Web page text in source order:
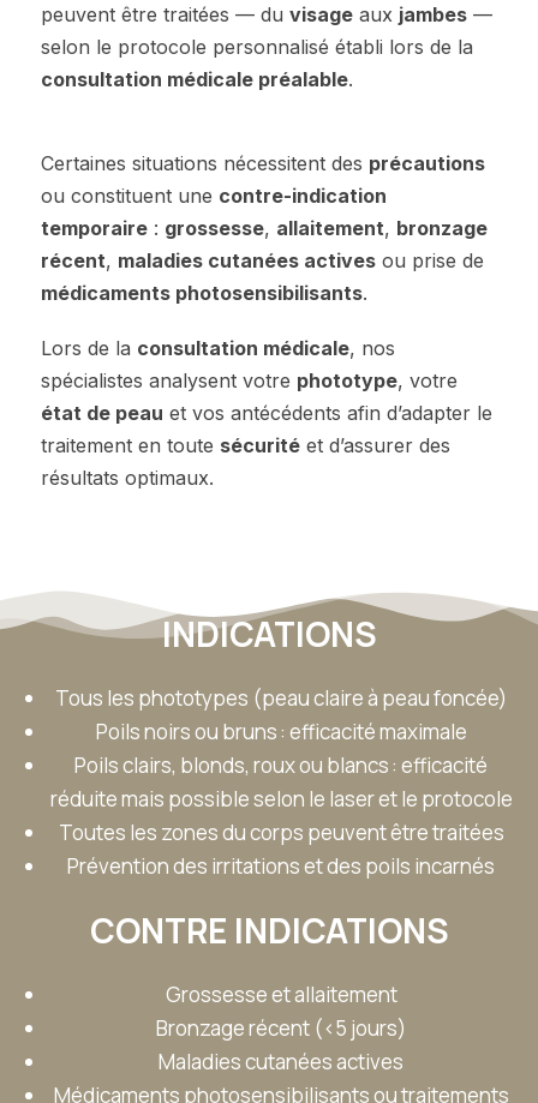
peuvent être traitées — du visage aux jambes —
selon le protocole personnalisé établi lors de la
consultation médicale préalable.
Certaines situations nécessitent des précautions
ou constituent une contre-indication
temporaire : grossesse, allaitement, bronzage
récent, maladies cutanées actives ou prise de
médicaments photosensibilisants.
Lors de la consultation médicale, nos
spécialistes analysent votre phototype, votre
état de peau et vos antécédents afin d’adapter le
traitement en toute sécurité et d’assurer des
résultats optimaux.
INDICATIONS
Tous les phototypes (peau claire à peau foncée)
Poils noirs ou bruns : efficacité maximale
Poils clairs, blonds, roux ou blancs : efficacité
réduite mais possible selon le laser et le protocole
Toutes les zones du corps peuvent être traitées
Prévention des irritations et des poils incarnés
CONTRE INDICATIONS
Grossesse et allaitement
Bronzage récent (<5 jours)
Maladies cutanées actives
Médicaments photosensibilisants ou traitements